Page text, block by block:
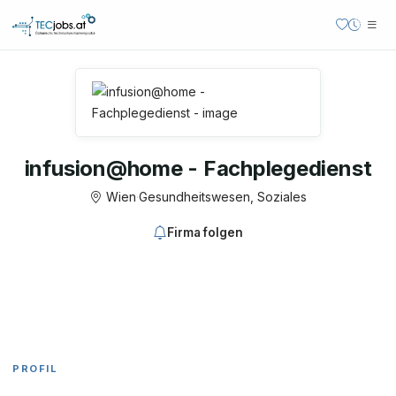
infusion@home - Fachplegedienst
Wien·Gesundheitswesen, Soziales
Firma folgen
PROFIL